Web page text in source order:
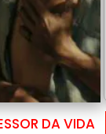
DA VIDA